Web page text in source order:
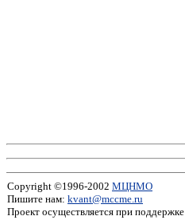
Copyright ©1996-2002 МЦНМО
Пишите нам: kvant@mccme.ru
Проект осуществляется при поддержке